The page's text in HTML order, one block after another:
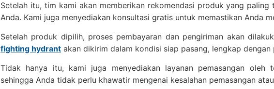
Setelah itu, tim kami akan memberikan rekomendasi produk yang
Anda. Kami juga menyediakan konsultasi gratis untuk memastikan Anda
Setelah produk dipilih, proses pembayaran dan pengiriman akan
fighting hydrant akan dikirim dalam kondisi siap pasang, lengkap dengan
Tidak hanya itu, kami juga menyediakan layanan pemasangan oleh
sehingga Anda tidak perlu khawatir mengenai kesalahan pemasangan